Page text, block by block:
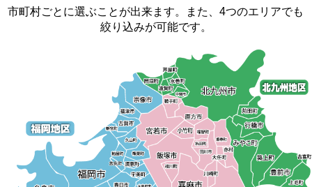
市町村ごとに選ぶことが出来ます。また、4つのエリアでも
絞り込みが可能です。